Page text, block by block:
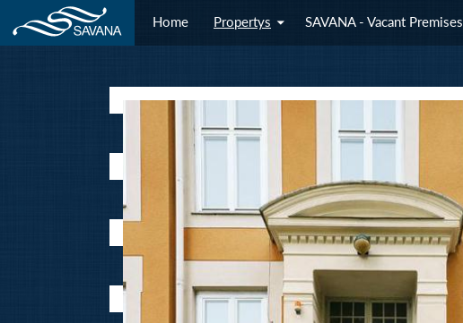
Home Propertys SAVANA - Vacant Premises